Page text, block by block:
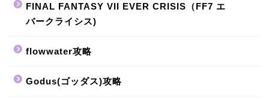
FINAL FANTASY VII EVER CRISIS（FF7 エ
バークライシス)
flowwater攻略
Godus(ゴッダス)攻略